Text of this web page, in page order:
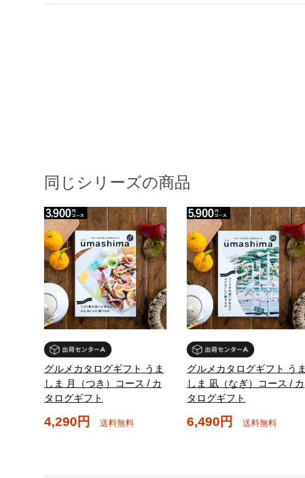
同じシリーズの商品
グルメカタログギフト うま
しま 月（つき）コース / カ
タログギフト
4,290円 送料無料
グルメカタログギフト うま
しま 凪（なぎ）コース / カ
タログギフト
6,490円 送料無料